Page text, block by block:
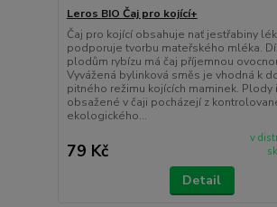
Leros BIO Čaj pro kojící+
Čaj pro kojící obsahuje nať jestřabiny
podporuje tvorbu mateřského mléka.
plodům rybízu má čaj příjemnou
Vyvážená bylinková směs je vhodná k
pitného režimu kojících maminek. Plody
obsažené v čaji pocházejí z
ekologického...
79 Kč
v
Detail